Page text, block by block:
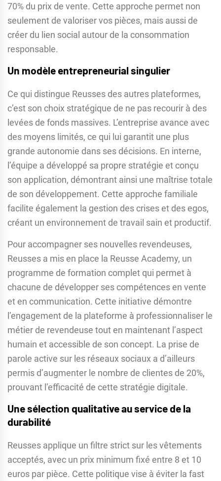
70% du prix de vente. Cette approche permet non
seulement de valoriser vos pièces, mais aussi de
créer du lien social autour de la consommation
responsable.
Un modèle entrepreneurial singulier
Ce qui distingue Reusses des autres plateformes,
c’est son choix stratégique de ne pas recourir à des
levées de fonds massives. L’entreprise avance avec
des moyens limités, ce qui lui garantit une plus
grande autonomie dans ses décisions. En interne,
l’équipe a développé sa propre stratégie et conçu
son application, démontrant ainsi une maîtrise totale
de son développement. Cette approche familiale
facilite également la gestion des crises et des egos,
créant un environnement de travail sain et productif.
Pour accompagner ses nouvelles revendeuses,
Reusses a mis en place la Reusse Academy, un
programme de formation complet qui permet à
chacune de développer ses compétences en vente
et en communication. Cette initiative démontre
l’engagement de la plateforme à professionnaliser le
métier de revendeuse tout en maintenant l’aspect
humain et accessible de son concept. La prise de
parole active sur les réseaux sociaux a d’ailleurs
permis d’augmenter le nombre de clientes de 20%,
prouvant l’efficacité de cette stratégie digitale.
Une sélection qualitative au service de la
durabilité
Reusses applique un filtre strict sur les vêtements
acceptés, avec un prix minimum fixé entre 8 et 10
euros par pièce. Cette politique vise à éviter la fast